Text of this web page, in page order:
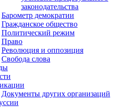
законодательства
Барометр демократии
Гражданское общество
Политический режим
Право
Революция и оппозиция
Свобода слова
Документы других организаций